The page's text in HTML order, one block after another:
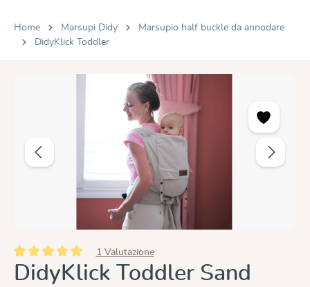
Home Marsupi Didy
Marsupio half buckle da annodare
DidyKlick Toddler
Valutazione media di 5 su 5 stelle
1 Valutazione
DidyKlick Toddler Sand